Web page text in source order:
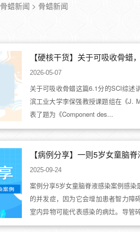
骨蜡新闻 > 骨蜡新闻
2026-05-07
关于可吸收骨蜡这篇6.1分的SCI综述
滨工业大学李保强教授课题组在《J.
表了题为《Component des...
【病例分享】一则5岁女童脑
2025-09-24
案例分享5岁女童脑脊液感染案例感染
的并发症，因为它会增加患者智力障
室内异物可能代表感染的病灶。导管
中最常见...